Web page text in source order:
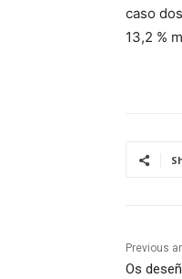
caso
13,2 %
Previous
Os